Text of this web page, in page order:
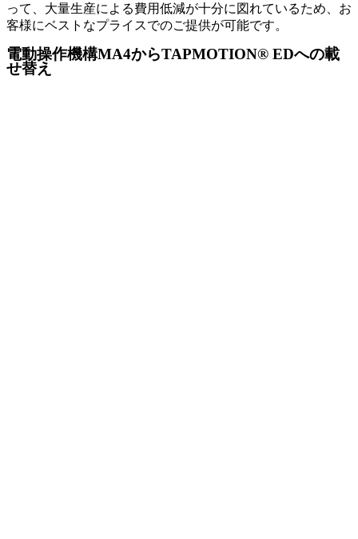
って、大量生産による費用低減が十分に図れているため、お
客様にベストなプライスでのご提供が可能です。
電動操作機構MA4からTAPMOTION® EDへの載
せ替え